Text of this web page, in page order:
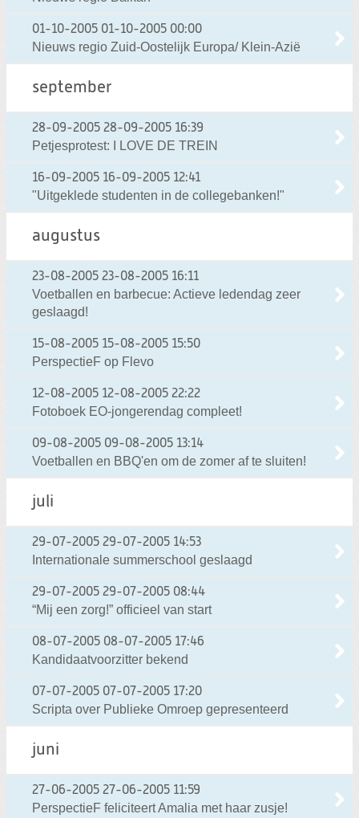
01-10-2005 01-10-2005 00:00
Nieuws regio Zuid-Oostelijk Europa/ Klein-Azië
september
28-09-2005 28-09-2005 16:39
Petjesprotest: I LOVE DE TREIN
16-09-2005 16-09-2005 12:41
"Uitgeklede studenten in de collegebanken!"
augustus
23-08-2005 23-08-2005 16:11
Voetballen en barbecue: Actieve ledendag zeer
geslaagd!
15-08-2005 15-08-2005 15:50
PerspectieF op Flevo
12-08-2005 12-08-2005 22:22
Fotoboek EO-jongerendag compleet!
09-08-2005 09-08-2005 13:14
Voetballen en BBQ'en om de zomer af te sluiten!
juli
29-07-2005 29-07-2005 14:53
Internationale summerschool geslaagd
29-07-2005 29-07-2005 08:44
“Mij een zorg!” officieel van start
08-07-2005 08-07-2005 17:46
Kandidaatvoorzitter bekend
07-07-2005 07-07-2005 17:20
Scripta over Publieke Omroep gepresenteerd
juni
27-06-2005 27-06-2005 11:59
PerspectieF feliciteert Amalia met haar zusje!